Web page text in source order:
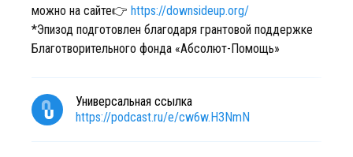
можно на сайте👉 https://downsideup.org/
*Эпизод подготовлен благодаря грантовой поддержке
Благотворительного фонда «Абсолют-Помощь»
Универсальная ссылка
https://podcast.ru/e/cw6w.H3NmN